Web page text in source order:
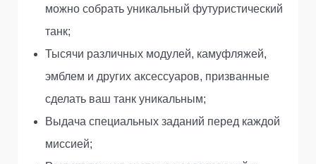
можно собрать уникальный футуристический
танк;
Тысячи различных модулей, камуфляжей,
эмблем и других аксессуаров, призванные
сделать ваш танк уникальным;
Выдача специальных заданий перед каждой
миссией;